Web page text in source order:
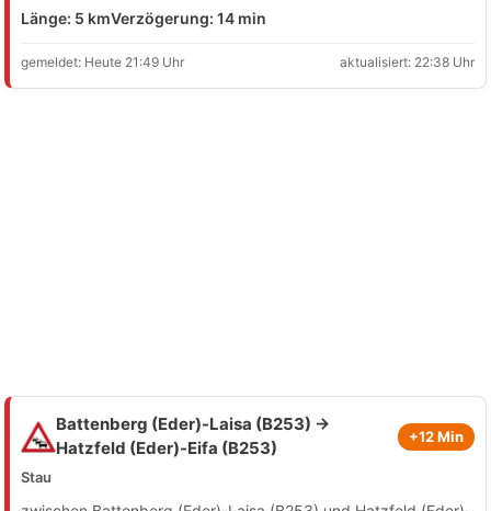
Länge: 5 kmVerzögerung: 14 min
gemeldet: Heute 21:49 Uhr aktualisiert: 22:38 Uhr
Battenberg (Eder)-Laisa (B253) →
Hatzfeld (Eder)-Eifa (B253)
+12 Min
Stau